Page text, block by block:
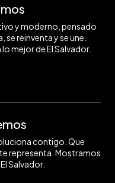
y moderno, pensado
se reinventa y se une.
mejor de El Salvador.
contigo. Que
representa. Mostramos
Salvador.